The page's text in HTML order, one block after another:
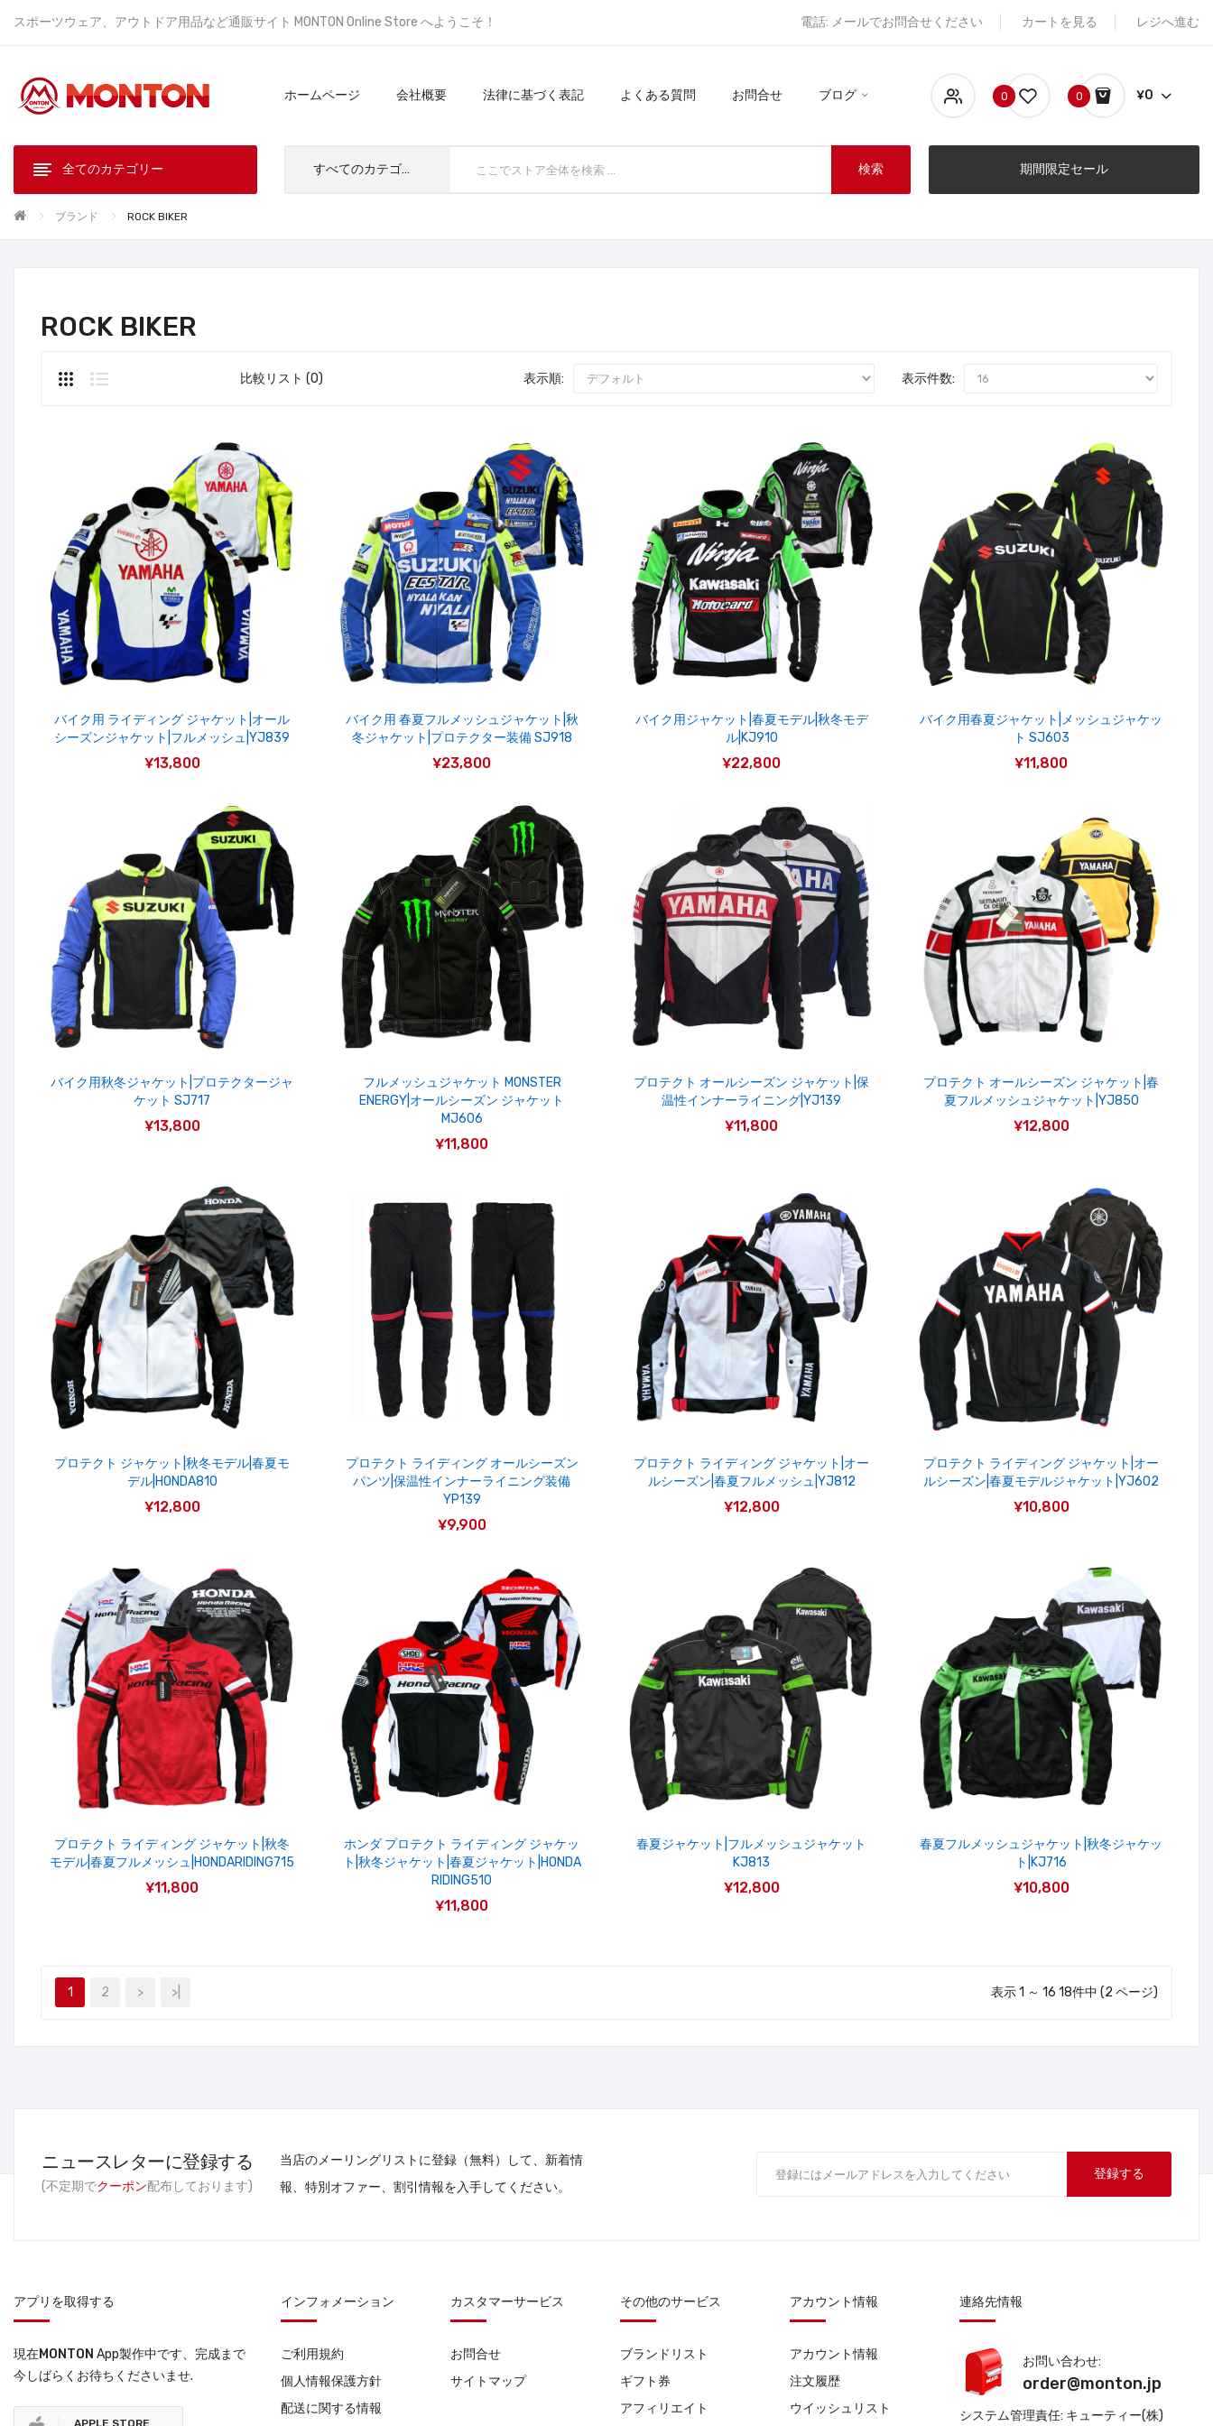
スポーツウェア、アウトドア用品など通販サイト MONTON Online Store へようこそ！ 電話: メールでお問合せください カートを見る レジへ進む
ホームページ 会社概要 法律に基づく表記 よくある質問 お問合せ ブログ 0 0 ¥0
全てのカテゴリー すべてのカテゴリ 検索 期間限定セール
ブランド ROCK BIKER
ROCK BIKER
比較リスト (0) 表示順: 表示件数:
バイク用 ライディング ジャケット|オール
シーズンジャケット|フルメッシュ|YJ839
¥13,800
バイク用 春夏フルメッシュジャケット|秋
冬ジャケット|プロテクター装備 SJ918
¥23,800
バイク用ジャケット|春夏モデル|秋冬モデ
ル|KJ910
¥22,800
バイク用春夏ジャケット|メッシュジャケッ
ト SJ603
¥11,800
バイク用秋冬ジャケット|プロテクタージャ
ケット SJ717
¥13,800
フルメッシュジャケット MONSTER
ENERGY|オールシーズン ジャケット
MJ606
¥11,800
プロテクト オールシーズン ジャケット|保
温性インナーライニング|YJ139
¥11,800
プロテクト オールシーズン ジャケット|春
夏フルメッシュジャケット|YJ850
¥12,800
プロテクト ジャケット|秋冬モデル|春夏モ
デル|HONDA810
¥12,800
プロテクト ライディング オールシーズン
パンツ|保温性インナーライニング装備
YP139
¥9,900
プロテクト ライディング ジャケット|オー
ルシーズン|春夏フルメッシュ|YJ812
¥12,800
プロテクト ライディング ジャケット|オー
ルシーズン|春夏モデルジャケット|YJ602
¥10,800
プロテクト ライディング ジャケット|秋冬
モデル|春夏フルメッシュ|HONDARIDING715
¥11,800
ホンダ プロテクト ライディング ジャケッ
ト|秋冬ジャケット|春夏ジャケット|HONDA
RIDING510
¥11,800
春夏ジャケット|フルメッシュジャケット
KJ813
¥12,800
春夏フルメッシュジャケット|秋冬ジャケッ
ト|KJ716
¥10,800
1 2 > >| 表示 1 ～ 16 18件中 (2 ページ)
ニュースレターに登録する
(不定期でクーポン配布しております)
当店のメーリングリストに登録（無料）して、新着情
報、特別オファー、割引情報を入手してください。
登録する
アプリを取得する
現在MONTON App製作中です、完成まで
今しばらくお待ちくださいませ.
APPLE STORE
インフォメーション
ご利用規約
個人情報保護方針
配送に関する情報
カスタマーサービス
お問合せ
サイトマップ
その他のサービス
ブランドリスト
ギフト券
アフィリエイト
アカウント情報
アカウント情報
注文履歴
ウイッシュリスト
連絡先情報
お問い合わせ:
order@monton.jp
システム管理責任: キューティー(株)